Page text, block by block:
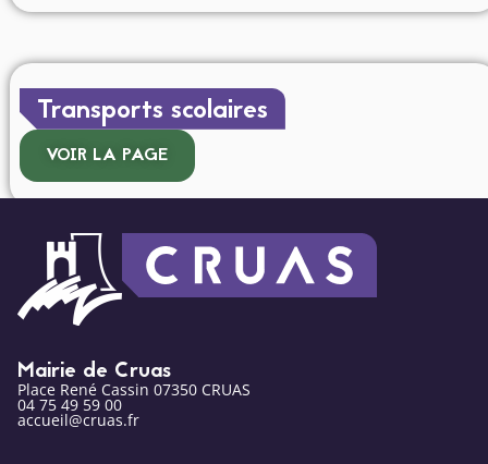
Transports scolaires
VOIR LA PAGE
Mairie de Cruas
Place René Cassin 07350 CRUAS
04 75 49 59 00
accueil@cruas.fr